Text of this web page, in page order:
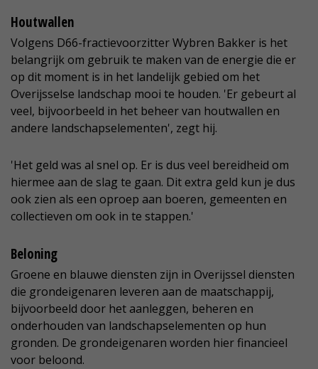
Houtwallen
Volgens D66-fractievoorzitter Wybren Bakker is het
belangrijk om gebruik te maken van de energie die er
op dit moment is in het landelijk gebied om het
Overijsselse landschap mooi te houden. 'Er gebeurt al
veel, bijvoorbeeld in het beheer van houtwallen en
andere landschapselementen', zegt hij.
'Het geld was al snel op. Er is dus veel bereidheid om
hiermee aan de slag te gaan. Dit extra geld kun je dus
ook zien als een oproep aan boeren, gemeenten en
collectieven om ook in te stappen.'
Beloning
Groene en blauwe diensten zijn in Overijssel diensten
die grondeigenaren leveren aan de maatschappij,
bijvoorbeeld door het aanleggen, beheren en
onderhouden van landschapselementen op hun
gronden. De grondeigenaren worden hier financieel
voor beloond.